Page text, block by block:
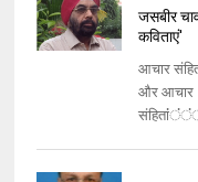
जसबीर
कविताएं'
आचार
और आचार